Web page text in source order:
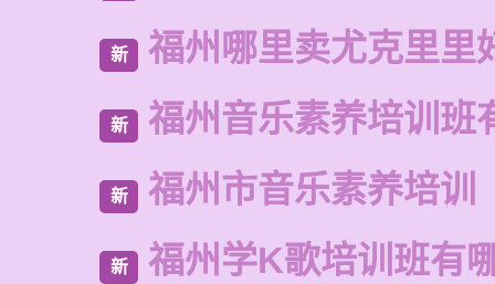
新 福州哪里卖尤克里里
新 福州音乐素养培训班
新 福州市音乐素养培训
新 福州学K歌培训班有